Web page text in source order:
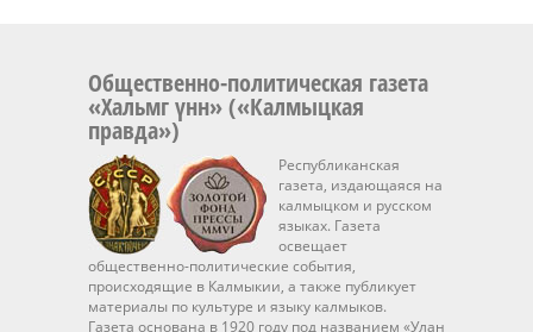
Общественно-политическая газета
«Хальмг үнн» («Калмыцкая
правда»)
Республиканская
газета, издающаяся на
калмыцком и русском
языках. Газета
освещает
общественно-политические события,
происходящие в Калмыкии, а также публикует
материалы по культуре и языку калмыков.
Газета основана в 1920 году под названием «Улан